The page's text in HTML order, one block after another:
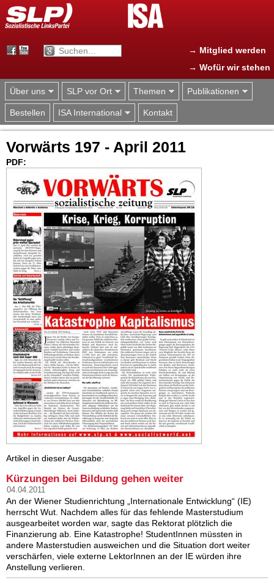
Jump to navigation
→ Mitglied werden
→ Wofür wir stehen
Über uns SLP vor Ort Themen Publikationen
Bestellen ISA International Kontakt
Vorwärts 197 - April 2011
PDF:
Artikel in dieser Ausgabe:
Kürzungen bei Bildung gehen weiter
04.04.2011
An der Wiener Studienrichtung „Internationale Entwicklung“ (IE)
herrscht Wut. Nachdem alles für das fehlende Masterstudium
ausgearbeitet worden war, sagte das Rektorat plötzlich die
Finanzierung ab. Eine Katastrophe! StudentInnen müssten in
andere Masterstudien ausweichen und die Situation dort weiter
verschärfen, viele externe LektorInnen an der IE würden ihre
Anstellung verlieren.